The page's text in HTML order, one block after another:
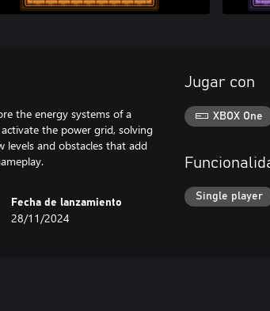
the energy systems of a
the power grid, solving
levels and obstacles that add
Fecha de lanzamiento
28/11/2024
Jugar con
XBOX One
Single player